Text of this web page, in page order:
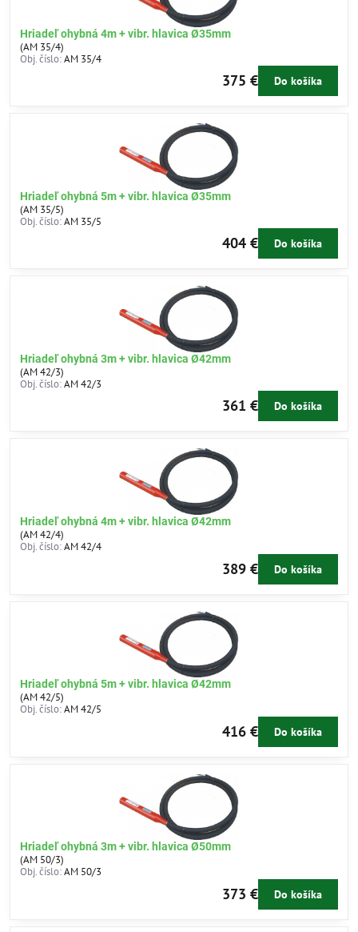
Hriadeľ ohybná 4m + vibr. hlavica Ø35mm
(AM 35/4)
Obj. číslo:AM 35/4
375 € Do košíka
Hriadeľ ohybná 5m + vibr. hlavica Ø35mm
(AM 35/5)
Obj. číslo:AM 35/5
404 € Do košíka
Hriadeľ ohybná 3m + vibr. hlavica Ø42mm
(AM 42/3)
Obj. číslo:AM 42/3
361 € Do košíka
Hriadeľ ohybná 4m + vibr. hlavica Ø42mm
(AM 42/4)
Obj. číslo:AM 42/4
389 € Do košíka
Hriadeľ ohybná 5m + vibr. hlavica Ø42mm
(AM 42/5)
Obj. číslo:AM 42/5
416 € Do košíka
Hriadeľ ohybná 3m + vibr. hlavica Ø50mm
(AM 50/3)
Obj. číslo:AM 50/3
373 € Do košíka